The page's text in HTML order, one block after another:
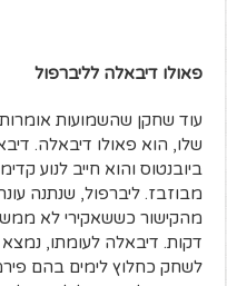
פאולו דיבאלה לליברפול
עוד שחקן שהשמועות
שלו, הוא פאולו דיבאלה.
ביובנטוס והוא חייב לנוע
מבוזבז. ליברפול, שנתנה
מהקישור כששאקירי לא
דקות. דיבאלה לעומתו,
לשחק כחלוץ לימים בהם